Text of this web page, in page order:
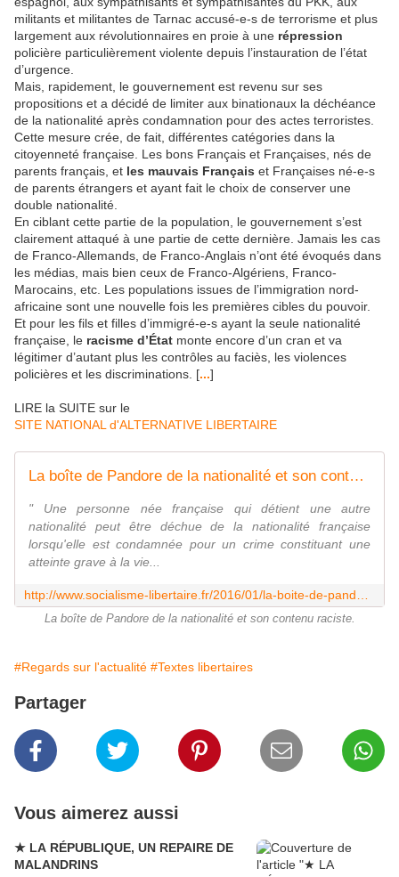
militants et militantes de Tarnac accusé-e-s de terrorisme et plus
largement aux révolutionnaires en proie à une répression
policière particulièrement violente depuis l’instauration de l’état
d’urgence.
Mais, rapidement, le gouvernement est revenu sur ses
propositions et a décidé de limiter aux binationaux la déchéance
de la nationalité après condamnation pour des actes terroristes.
Cette mesure crée, de fait, différentes catégories dans la
citoyenneté française. Les bons Français et Françaises, nés de
parents français, et les mauvais Français et Françaises né-e-s
de parents étrangers et ayant fait le choix de conserver une
double nationalité.
En ciblant cette partie de la population, le gouvernement s’est
clairement attaqué à une partie de cette dernière. Jamais les cas
de Franco-Allemands, de Franco-Anglais n’ont été évoqués dans
les médias, mais bien ceux de Franco-Algériens, Franco-
Marocains, etc. Les populations issues de l’immigration nord-
africaine sont une nouvelle fois les premières cibles du pouvoir.
Et pour les fils et filles d’immigré-e-s ayant la seule nationalité
française, le racisme d’État monte encore d’un cran et va
légitimer d’autant plus les contrôles au faciès, les violences
policières et les discriminations. [...]
LIRE la SUITE sur le
SITE NATIONAL d'ALTERNATIVE LIBERTAIRE
La boîte de Pandore de la nationalité et son contenu raciste - Socialisme libertaire
" Une personne née française qui détient une autre
nationalité peut être déchue de la nationalité française
lorsqu'elle est condamnée pour un crime constituant une
atteinte grave à la vie...
La boîte de Pandore de la nationalité et son contenu raciste.
#Regards sur l'actualité #Textes libertaires
Partager
Vous aimerez aussi
★ LA RÉPUBLIQUE, UN REPAIRE DE
MALANDRINS